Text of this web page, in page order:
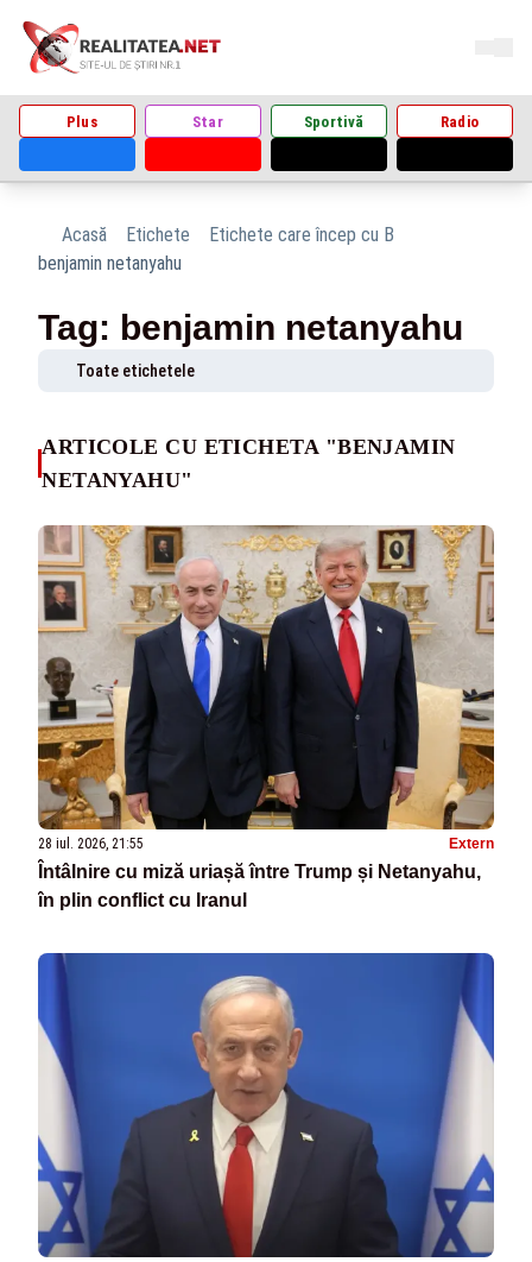
Plus Star Sportivă Radio
Acasă Etichete
Etichete care încep cu B
benjamin netanyahu
Tag: benjamin netanyahu
Toate etichetele
ARTICOLE CU ETICHETA "BENJAMIN
NETANYAHU"
28 iul. 2026, 21:55 Extern
Întâlnire cu miză uriașă între Trump și Netanyahu,
în plin conflict cu Iranul